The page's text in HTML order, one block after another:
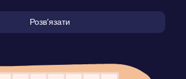
Розвʼязати